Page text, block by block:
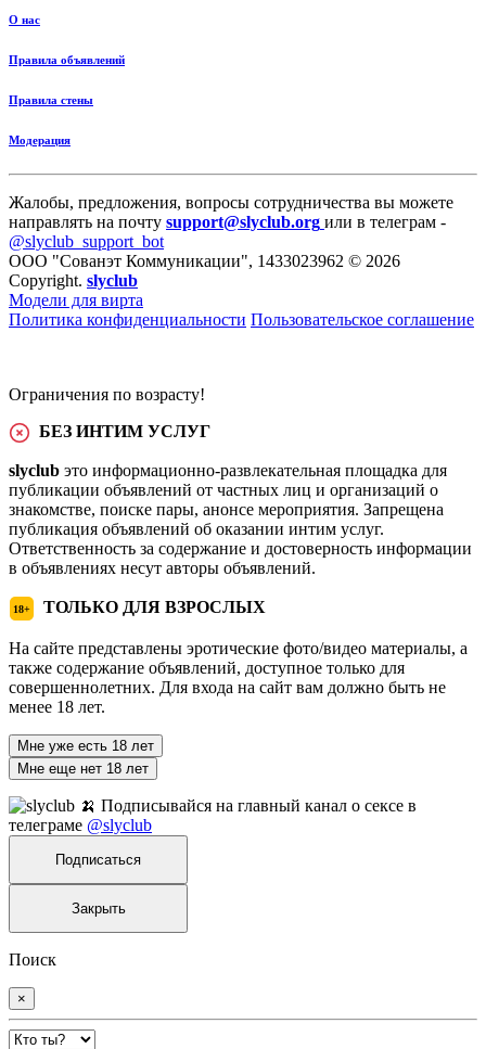
О нас
Правила объявлений
Правила стены
Модерация
Жалобы, предложения, вопросы сотрудничества вы можете
направлять на почту support@slyclub.org или в телеграм -
@slyclub_support_bot
ООО "Сованэт Коммуникации", 1433023962 © 2026
Copyright. slyclub
Модели для вирта
Политика конфиденциальности Пользовательское соглашение
Ограничения по возрасту!
БЕЗ ИНТИМ УСЛУГ
slyclub это информационно-развлекательная площадка для
публикации объявлений от частных лиц и организаций о
знакомстве, поиске пары, анонсе мероприятия. Запрещена
публикация объявлений об оказании интим услуг.
Ответственность за содержание и достоверность информации
в объявлениях несут авторы объявлений.
18+ ТОЛЬКО ДЛЯ ВЗРОСЛЫХ
На сайте представлены эротические фото/видео материалы, а
также содержание объявлений, доступное только для
совершеннолетних. Для входа на сайт вам должно быть не
менее 18 лет.
Мне уже есть 18 лет
Мне еще нет 18 лет
🍌 Подписывайся на главный канал о сексе в
телеграме @slyclub
Подписаться
Закрыть
Поиск
×